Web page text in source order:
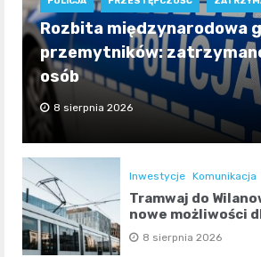
Rozbita międzynarodowa
przemytników:
osób
8 sierpnia 2026
Inwestycje Komunikacja
Tramwaj do
nowe możliwości
8 sierpnia 2026